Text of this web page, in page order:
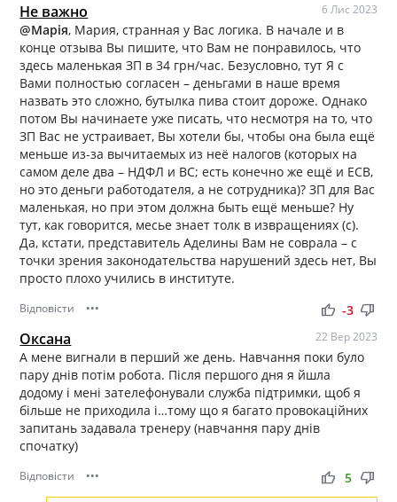
Не важно 6 Лис 2023
@Марія, Мария, странная у Вас логика. В начале и в
конце отзыва Вы пишите, что Вам не понравилось, что
здесь маленькая ЗП в 34 грн/час. Безусловно, тут Я с
Вами полностью согласен – деньгами в наше время
назвать это сложно, бутылка пива стоит дороже. Однако
потом Вы начинаете уже писать, что несмотря на то, что
ЗП Вас не устраивает, Вы хотели бы, чтобы она была ещё
меньше из-за вычитаемых из неё налогов (которых на
самом деле два – НДФЛ и ВС; есть конечно же ещё и ЕСВ,
но это деньги работодателя, а не сотрудника)? ЗП для Вас
маленькая, но при этом должна быть ещё меньше? Ну
тут, как говорится, месье знает толк в извращениях (с).
Да, кстати, представитель Аделины Вам не соврала – с
точки зрения законодательства нарушений здесь нет, Вы
просто плохо учились в институте.
Відповісти ••• thumb_up thumb_down
-3
Оксана 22 Вер 2023
А мене вигнали в перший же день. Навчання поки було
пару днів потім робота. Після першого дня я йшла
додому і мені зателефонували служба підтримки, щоб я
більше не приходила і…тому що я багато провокаційних
запитань задавала тренеру (навчання пару днів
спочатку)
Відповісти ••• thumb_up thumb_down
5